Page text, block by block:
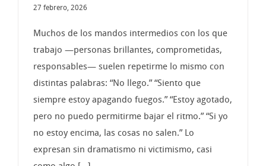
27 febrero, 2026
Muchos de los mandos intermedios con los que
trabajo —personas brillantes, comprometidas,
responsables— suelen repetirme lo mismo con
distintas palabras: “No llego.” “Siento que
siempre estoy apagando fuegos.” “Estoy agotado,
pero no puedo permitirme bajar el ritmo.” “Si yo
no estoy encima, las cosas no salen.” Lo
expresan sin dramatismo ni victimismo, casi